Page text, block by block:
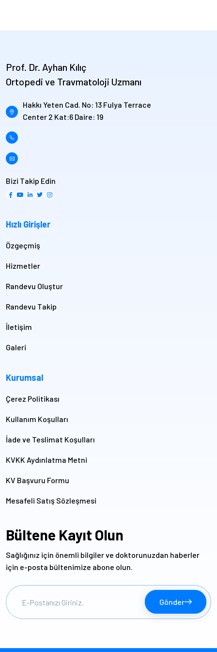
Prof. Dr. Ayhan Kılıç
Ortopedi ve Travmatoloji Uzmanı
Hakkı Yeten Cad. No: 13 Fulya Terrace
Center 2 Kat:6 Daire: 19
Bizi Takip Edin
Hızlı Girişler
Özgeçmiş
Hizmetler
Randevu Oluştur
Randevu Takip
İletişim
Galeri
Kurumsal
Çerez Politikası
Kullanım Koşulları
İade ve Teslimat Koşulları
KVKK Aydınlatma Metni
KV Başvuru Formu
Mesafeli Satış Sözleşmesi
Bültene Kayıt Olun
Sağlığınız için önemli bilgiler ve doktorunuzdan haberler
için e-posta bültenimize abone olun.
Gönder